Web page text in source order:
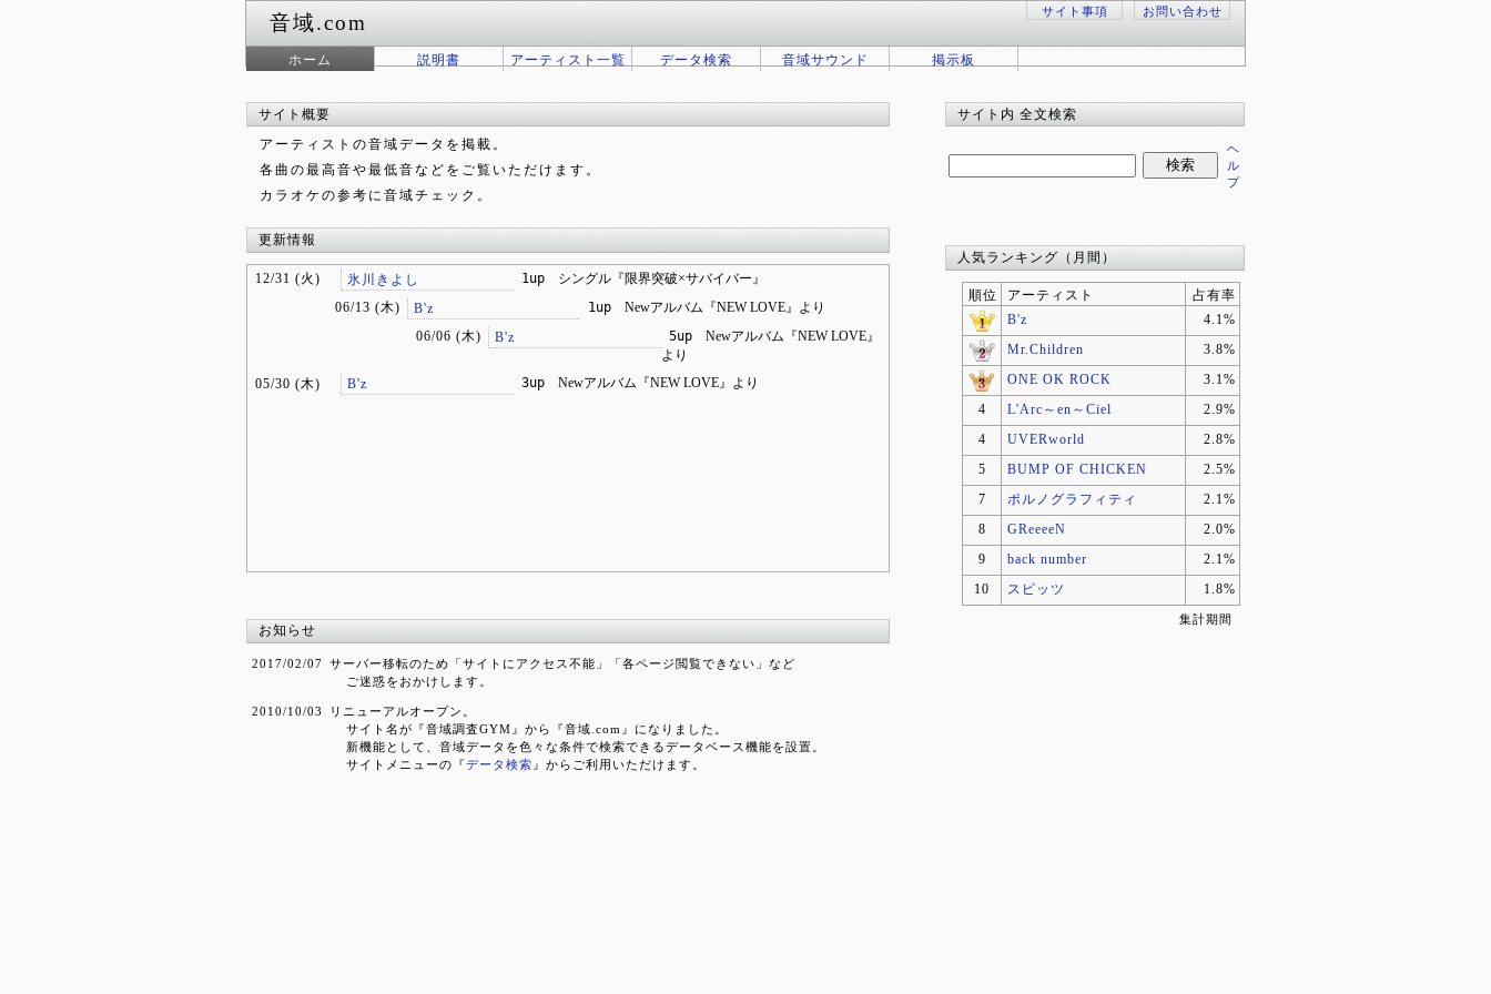
音域.com サイト事項 お問い合わせ
ホーム 説明書 アーティスト一覧 データ検索 音域サウンド 掲示板
サイト概要
アーティストの音域データを掲載。
各曲の最高音や最低音などをご覧いただけます。
カラオケの参考に音域チェック。
更新情報
12/31 (火) 氷川きよし 1up
シングル『限界突破×サバイバー』
06/13 (木)
B'z 1up
Newアルバム『NEW LOVE』より
06/06 (木)
B'z 5up
Newアルバム『NEW LOVE』
より
05/30 (木)
B'z 3up Newアルバム『NEW LOVE』より
お知らせ
2017/02/07 サーバー移転のため「サイトにアクセス不能」「各ページ閲覧できない」など
ご迷惑をおかけします。
2010/10/03
リニューアルオープン。
サイト名が『音域調査GYM』から『音域.com』になりました。
新機能として、音域データを色々な条件で検索できるデータベース機能を設置。
サイトメニューの『データ検索 』からご利用いただけます。
サイト内 全文検索
ヘ
ル
プ
人気ランキング（月間）
順位 アーティスト
占有率
B'z
4.1%
Mr.Children 3.8%
ONE OK ROCK 3.1%
4 L'Arc～en～Ciel 2.9%
4 UVERworld 2.8%
5 BUMP OF CHICKEN 2.5%
7 ポルノグラフィティ 2.1%
8 GReeeeN 2.0%
9 back number 2.1%
10 スピッツ 1.8%
集計期間